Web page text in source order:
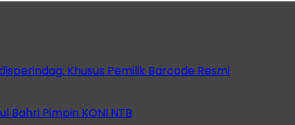
Khusus Pemilik Barcode Resmi
Bahri Pimpin KONI NTB